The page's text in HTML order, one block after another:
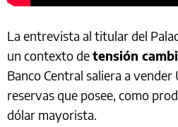
La entrevista al titular del
un contexto detensión
Banco Central saliera a vender
reservas que posee, como
dólar mayorista.